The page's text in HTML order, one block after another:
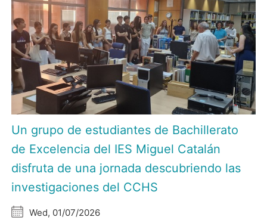
Un grupo de estudiantes de Bachillerato
de Excelencia del IES Miguel Catalán
disfruta de una jornada descubriendo las
investigaciones del CCHS
Wed, 01/07/2026